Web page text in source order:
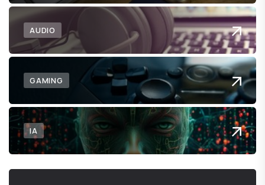
AUDIO
GAMING
IA